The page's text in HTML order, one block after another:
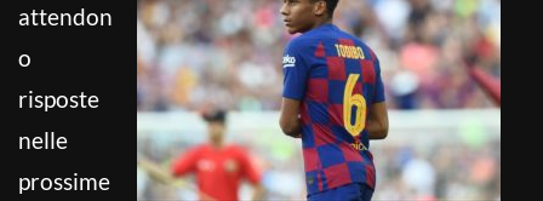
attendon
o
risposte
nelle
prossime